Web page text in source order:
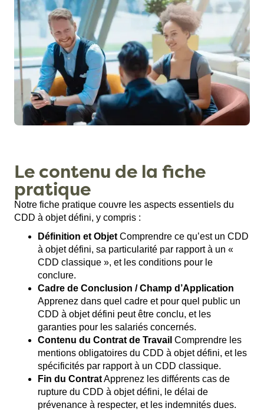
Le contenu de la fiche
pratique
Notre fiche pratique couvre les aspects essentiels du
CDD à objet défini, y compris :
Définition et Objet Comprendre ce qu’est un CDD
à objet défini, sa particularité par rapport à un «
CDD classique », et les conditions pour le
conclure.
Cadre de Conclusion / Champ d’Application
Apprenez dans quel cadre et pour quel public un
CDD à objet défini peut être conclu, et les
garanties pour les salariés concernés.
Contenu du Contrat de Travail Comprendre les
mentions obligatoires du CDD à objet défini, et les
spécificités par rapport à un CDD classique.
Fin du ContratApprenez les différents cas de
rupture du CDD à objet défini, le délai de
prévenance à respecter, et les indemnités dues.